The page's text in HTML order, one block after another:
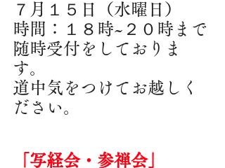
７月１５日（水曜日）
時間：１８時~２０時まで
随時受付をしておりま
す。
道中気をつけてお越しく
ださい。
「写経会・参禅会」